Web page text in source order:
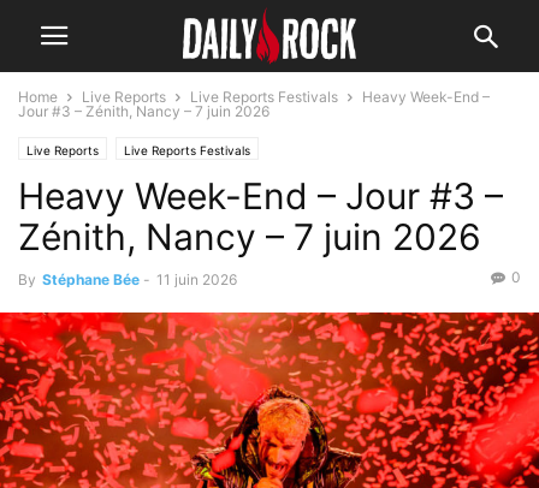
Home Live Reports Live Reports Festivals
Heavy Week-End –
Jour #3 – Zénith, Nancy – 7 juin 2026
Live Reports Live Reports Festivals
Heavy Week-End – Jour #3 –
Zénith, Nancy – 7 juin 2026
By Stéphane Bée - 11 juin 2026 0